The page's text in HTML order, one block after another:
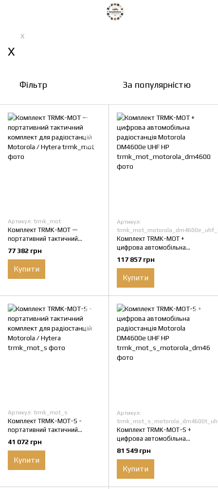
Х
Х
Фільтр За популярністю
Артикул: trmk_mot
Комплект TRMK-MOT —
портативний тактичний
комплект для радіостанцій
Motorola / Hytera
77 382 грн
Купити
Артикул:
Комплект TRMK-MOT +
цифрова автомобільна
радіостанція Motorola
DM4600e UHF HP
117 857 грн
Купити
Артикул: trmk_mot_s
Комплект TRMK-MOT-S -
портативний тактичний
комплект для радіостанцій
Motorola / Hytera
41 072 грн
Купити
Артикул:
Комплект TRMK-MOT-S +
цифрова автомобільна
радіостанція Motorola
DM4600e UHF HP
81 549 грн
Купити